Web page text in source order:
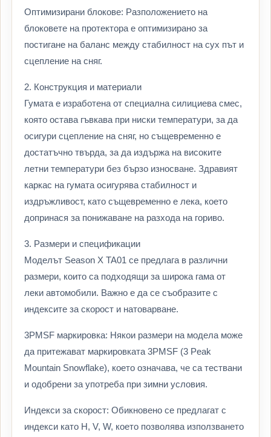
Оптимизирани блокове: Разположението на
блоковете на протектора е оптимизирано за
постигане на баланс между стабилност на сух път и
сцепление на сняг.
2. Конструкция и материали
Гумата е изработена от специална силициева смес,
която остава гъвкава при ниски температури, за да
осигури сцепление на сняг, но същевременно е
достатъчно твърда, за да издържа на високите
летни температури без бързо износване. Здравият
каркас на гумата осигурява стабилност и
издръжливост, като същевременно е лека, което
допринася за понижаване на разхода на гориво.
3. Размери и спецификации
Моделът Season X TA01 се предлага в различни
размери, които са подходящи за широка гама от
леки автомобили. Важно е да се съобразите с
индексите за скорост и натоварване.
3PMSF маркировка: Някои размери на модела може
да притежават маркировката 3PMSF (3 Peak
Mountain Snowflake), което означава, че са тествани
и одобрени за употреба при зимни условия.
Индекси за скорост: Обикновено се предлагат с
индекси като H, V, W, което позволява използването